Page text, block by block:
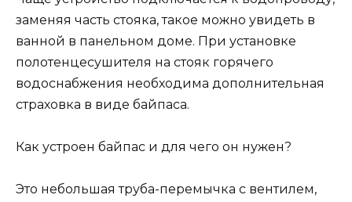
заменяя часть стояка, такое можно увидеть в
ванной в панельном доме. При установке
полотенцесушителя на стояк горячего
водоснабжения необходима дополнительная
страховка в виде байпаса.
Как устроен байпас и для чего он нужен?
Это небольшая труба-перемычка с вентилем,